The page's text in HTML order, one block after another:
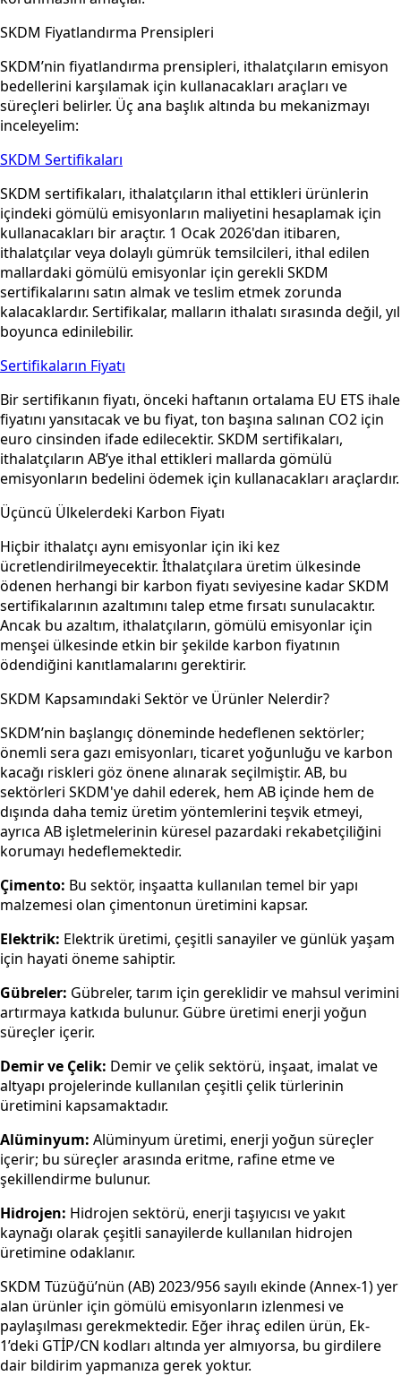
SKDM Fiyatlandırma Prensipleri
SKDM’nin fiyatlandırma prensipleri, ithalatçıların emisyon
bedellerini karşılamak için kullanacakları araçları ve
süreçleri belirler. Üç ana başlık altında bu mekanizmayı
inceleyelim:
SKDM Sertifikaları
SKDM sertifikaları, ithalatçıların ithal ettikleri ürünlerin
içindeki gömülü emisyonların maliyetini hesaplamak için
kullanacakları bir araçtır. 1 Ocak 2026'dan itibaren,
ithalatçılar veya dolaylı gümrük temsilcileri, ithal edilen
mallardaki gömülü emisyonlar için gerekli SKDM
sertifikalarını satın almak ve teslim etmek zorunda
kalacaklardır. Sertifikalar, malların ithalatı sırasında değil, yıl
boyunca edinilebilir.
Sertifikaların Fiyatı
Bir sertifikanın fiyatı, önceki haftanın ortalama EU ETS ihale
fiyatını yansıtacak ve bu fiyat, ton başına salınan CO2 için
euro cinsinden ifade edilecektir. SKDM sertifikaları,
ithalatçıların AB’ye ithal ettikleri mallarda gömülü
emisyonların bedelini ödemek için kullanacakları araçlardır.
Üçüncü Ülkelerdeki Karbon Fiyatı
Hiçbir ithalatçı aynı emisyonlar için iki kez
ücretlendirilmeyecektir. İthalatçılara üretim ülkesinde
ödenen herhangi bir karbon fiyatı seviyesine kadar SKDM
sertifikalarının azaltımını talep etme fırsatı sunulacaktır.
Ancak bu azaltım, ithalatçıların, gömülü emisyonlar için
menşei ülkesinde etkin bir şekilde karbon fiyatının
ödendiğini kanıtlamalarını gerektirir.
SKDM Kapsamındaki Sektör ve Ürünler Nelerdir?
SKDM’nin başlangıç döneminde hedeflenen sektörler;
önemli sera gazı emisyonları, ticaret yoğunluğu ve karbon
kacağı riskleri göz önene alınarak seçilmiştir. AB, bu
sektörleri SKDM'ye dahil ederek, hem AB içinde hem de
dışında daha temiz üretim yöntemlerini teşvik etmeyi,
ayrıca AB işletmelerinin küresel pazardaki rekabetçiliğini
korumayı hedeflemektedir.
Çimento: Bu sektör, inşaatta kullanılan temel bir yapı
malzemesi olan çimentonun üretimini kapsar.
Elektrik: Elektrik üretimi, çeşitli sanayiler ve günlük yaşam
için hayati öneme sahiptir.
Gübreler: Gübreler, tarım için gereklidir ve mahsul verimini
artırmaya katkıda bulunur. Gübre üretimi enerji yoğun
süreçler içerir.
Demir ve Çelik: Demir ve çelik sektörü, inşaat, imalat ve
altyapı projelerinde kullanılan çeşitli çelik türlerinin
üretimini kapsamaktadır.
Alüminyum: Alüminyum üretimi, enerji yoğun süreçler
içerir; bu süreçler arasında eritme, rafine etme ve
şekillendirme bulunur.
Hidrojen: Hidrojen sektörü, enerji taşıyıcısı ve yakıt
kaynağı olarak çeşitli sanayilerde kullanılan hidrojen
üretimine odaklanır.
SKDM Tüzüğü’nün (AB) 2023/956 sayılı ekinde (Annex-1) yer
alan ürünler için gömülü emisyonların izlenmesi ve
paylaşılması gerekmektedir. Eğer ihraç edilen ürün, Ek-
1’deki GTİP/CN kodları altında yer almıyorsa, bu girdilere
dair bildirim yapmanıza gerek yoktur.